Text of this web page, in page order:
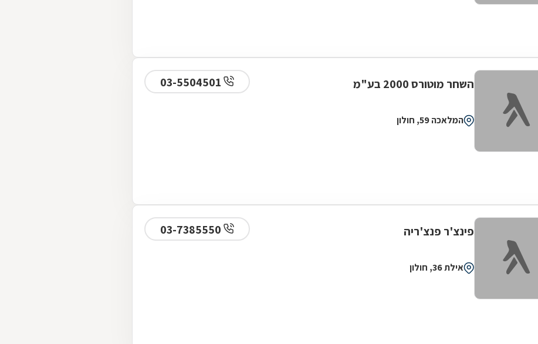
השחר מוטורס 2000 בע"מ
המלאכה 59, חולון
פינצ'ר פנצ'ריה
אילת 36, חולון